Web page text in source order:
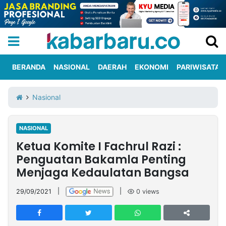
Iklan
Berita
Kami
Nasional
International
Olahraga
Entertainment
Daerah
Pariwisata
Kuliner
Kolom
Network
PT
TREETAN
BERANDA NASIONAL DAERAH EKONOMI PARIWISATA
Nasional
NASIONAL
Ketua Komite I Fachrul Razi :
Penguatan Bakamla Penting
Menjaga Kedaulatan Bangsa
29/09/2021 0 views